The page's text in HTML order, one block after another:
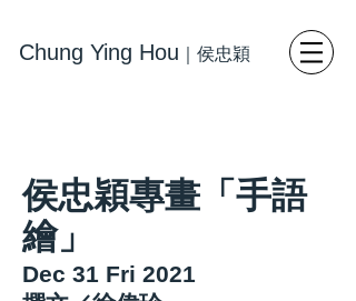
Chung Ying Hou ｜ 侯忠穎
侯忠穎專畫「手語
繪」
​Dec 31 Fri 2021